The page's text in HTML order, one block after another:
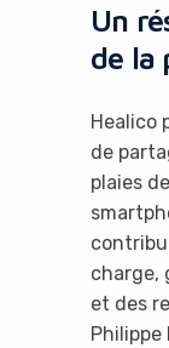
Un
de la
Healico
de
plaies
charge,
et des